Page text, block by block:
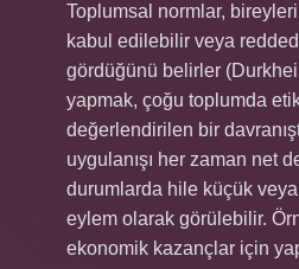
Toplumsal normlar,
kabul edilebilir veya
gördüğünü belirler
yapmak, çoğu toplumda
değerlendirilen bir
uygulanışı her zaman net
durumlarda hile küçük
eylem olarak görülebilir.
ekonomik kazançlar için